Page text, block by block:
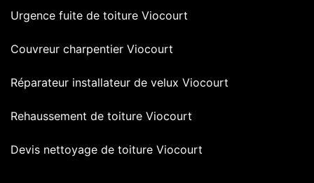
Urgence fuite de toiture Viocourt
Couvreur charpentier Viocourt
Réparateur installateur de velux Viocourt
Rehaussement de toiture Viocourt
Devis nettoyage de toiture Viocourt